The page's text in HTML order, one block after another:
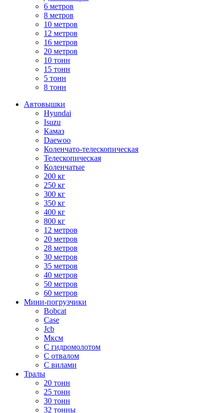
6 метров
8 метров
10 метров
12 метров
16 метров
20 метров
10 тонн
15 тонн
5 тонн
8 тонн
Автовышки
Hyundai
Isuzu
Камаз
Daewoo
Коленчато-телескопическая
Телескопическая
Коленчатые
200 кг
250 кг
300 кг
350 кг
400 кг
800 кг
12 метров
20 метров
28 метров
30 метров
35 метров
40 метров
50 метров
60 метров
Мини-погрузчики
Bobcat
Case
Jcb
Мксм
С гидромолотом
С отвалом
С вилами
Тралы
20 тонн
25 тонн
30 тонн
32 тонны